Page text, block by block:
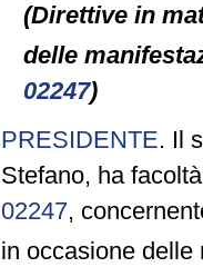
(Direttive in
delle
02247)
PRESIDENTE. Il
Stefano, ha
02247,
in occasione